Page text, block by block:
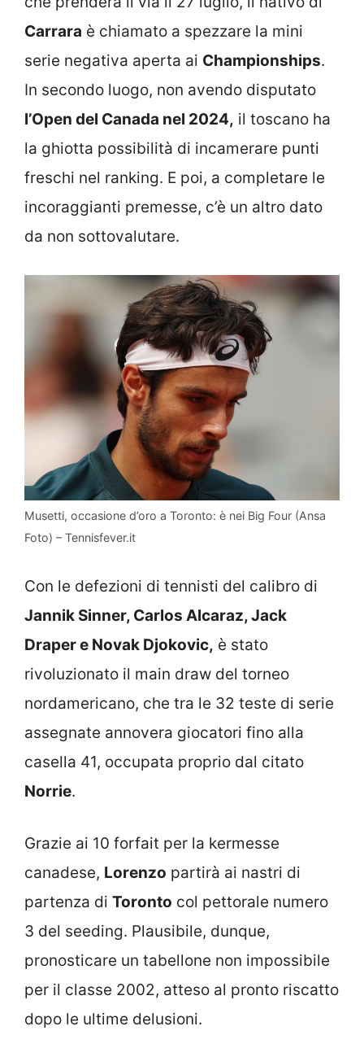
Carrara è chiamato a spezzare la mini
serie negativa aperta ai Championships.
In secondo luogo, non avendo disputato
l’Open del Canada nel 2024, il toscano ha
la ghiotta possibilità di incamerare punti
freschi nel ranking. E poi, a completare le
incoraggianti premesse, c’è un altro dato
da non sottovalutare.
Musetti, occasione d’oro a Toronto: è nei Big Four (Ansa
Foto) – Tennisfever.it
Con le defezioni di tennisti del calibro di
Jannik Sinner, Carlos Alcaraz, Jack
Draper e Novak Djokovic, è stato
rivoluzionato il main draw del torneo
nordamericano, che tra le 32 teste di serie
assegnate annovera giocatori fino alla
casella 41, occupata proprio dal citato
Norrie.
Grazie ai 10 forfait per la kermesse
canadese, Lorenzo partirà ai nastri di
partenza di Toronto col pettorale numero
3 del seeding. Plausibile, dunque,
pronosticare un tabellone non impossibile
per il classe 2002, atteso al pronto riscatto
dopo le ultime delusioni.